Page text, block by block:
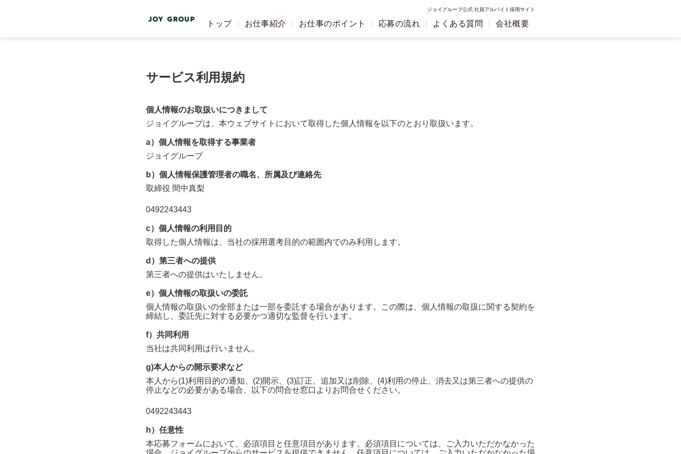
ジョイグループ公式 社員アルバイト採用サイト
トップ お仕事紹介 お仕事のポイント 応募の流れ よくある質問 会社概要
サービス利用規約
個人情報のお取扱いにつきまして
ジョイグループは、本ウェブサイトにおいて取得した個人情報を以下のとおり取扱います。
a）個人情報を取得する事業者
ジョイグループ
b）個人情報保護管理者の職名、所属及び連絡先
取締役 間中真梨
0492243443
c）個人情報の利用目的
取得した個人情報は、当社の採用選考目的の範囲内でのみ利用します。
d）第三者への提供
第三者への提供はいたしません。
e）個人情報の取扱いの委託
個人情報の取扱いの全部または一部を委託する場合があります。この際は、個人情報の取扱に関する契約を
締結し、委託先に対する必要かつ適切な監督を行います。
f）共同利用
当社は共同利用は行いません。
g)本人からの開示要求など
本人から(1)利用目的の通知、(2)開示、(3)訂正、追加又は削除、(4)利用の停止、消去又は第三者への提供の
停止などの必要がある場合、以下の問合せ窓口よりお問合せください。
0492243443
h）任意性
本応募フォームにおいて、必須項目と任意項目があります。必須項目については、ご入力いただかなかった